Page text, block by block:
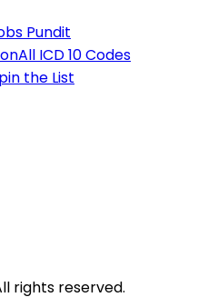
Pundit
All ICD 10 Codes
the List
rights reserved.